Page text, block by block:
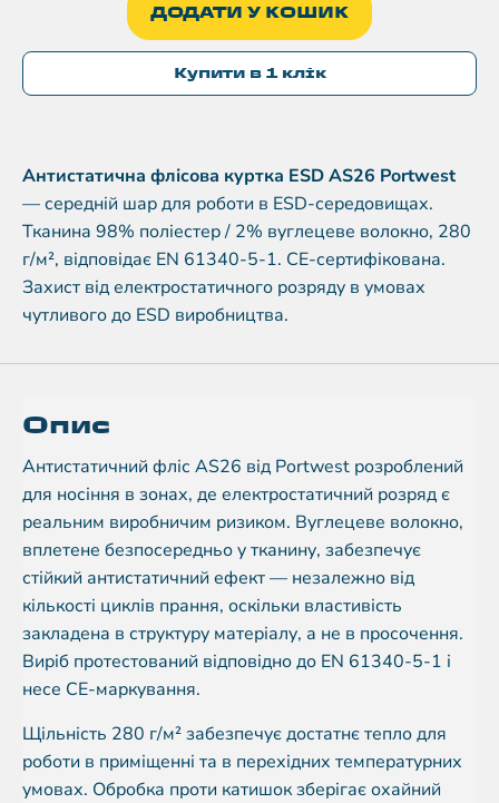
ДОДАТИ У КОШИК
Купити в 1 клік
Антистатична флісова куртка ESD AS26 Portwest
— середній шар для роботи в ESD-середовищах.
Тканина 98% поліестер / 2% вуглецеве волокно, 280
г/м², відповідає EN 61340-5-1. CE-сертифікована.
Захист від електростатичного розряду в умовах
чутливого до ESD виробництва.
Опис
Антистатичний фліс AS26 від Portwest розроблений
для носіння в зонах, де електростатичний розряд є
реальним виробничим ризиком. Вуглецеве волокно,
вплетене безпосередньо у тканину, забезпечує
стійкий антистатичний ефект — незалежно від
кількості циклів прання, оскільки властивість
закладена в структуру матеріалу, а не в просочення.
Виріб протестований відповідно до EN 61340-5-1 і
несе CE-маркування.
Щільність 280 г/м² забезпечує достатнє тепло для
роботи в приміщенні та в перехідних температурних
умовах. Обробка проти катишок зберігає охайний